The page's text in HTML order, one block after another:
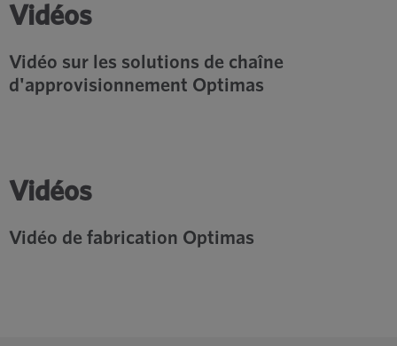
Vidéos
Vidéo sur les solutions de chaîne
d'approvisionnement Optimas
Vidéos
Vidéo de fabrication Optimas